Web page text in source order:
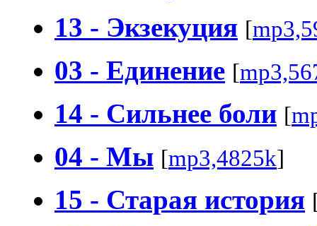
13 - Экзекуция [
03 - Единение [
14 - Сильнее боли [
04 - Мы [mp3,4825k]
15 - Старая история